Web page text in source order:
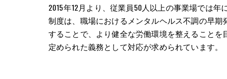
2015年12月より、従業員50人以上の事業場では
制度は、職場におけるメンタルヘルス不調の早
することで、より健全な労働環境を整えること
定められた義務として対応が求められています。